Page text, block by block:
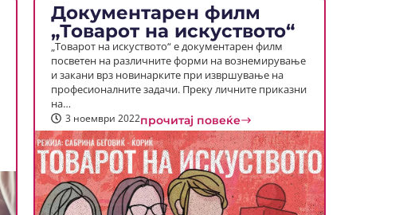
Документарен филм
„Товарот на искуството“
„Товарот на искуството“ е документарен филм
посветен на различните форми на вознемирување
и закани врз новинарките при извршување на
професионалните задачи. Преку личните приказни
на…
3 ноември 2022прочитај повеќе